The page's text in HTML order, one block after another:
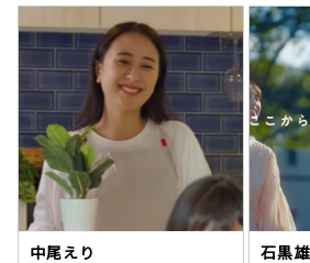
中尾えり 石黒